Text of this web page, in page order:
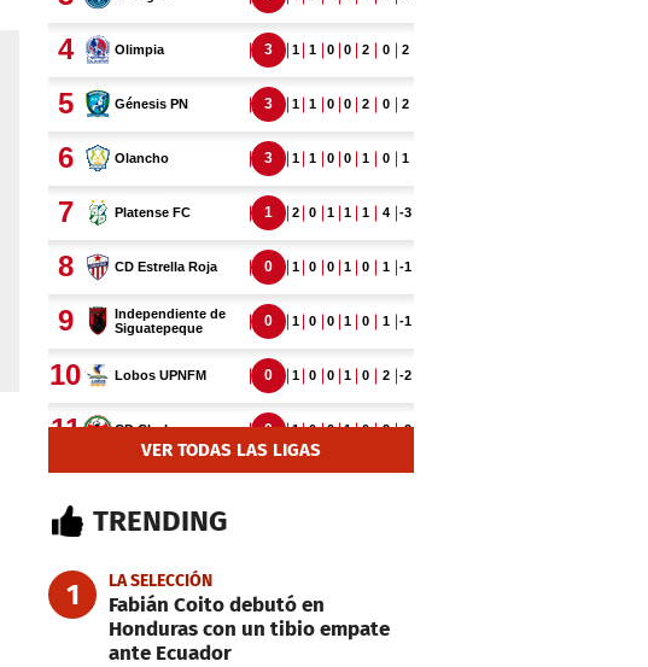
VER TODAS LAS LIGAS
TRENDING
1 LA SELECCIÓN
Fabián Coito debutó en
Honduras con un tibio empate
ante Ecuador